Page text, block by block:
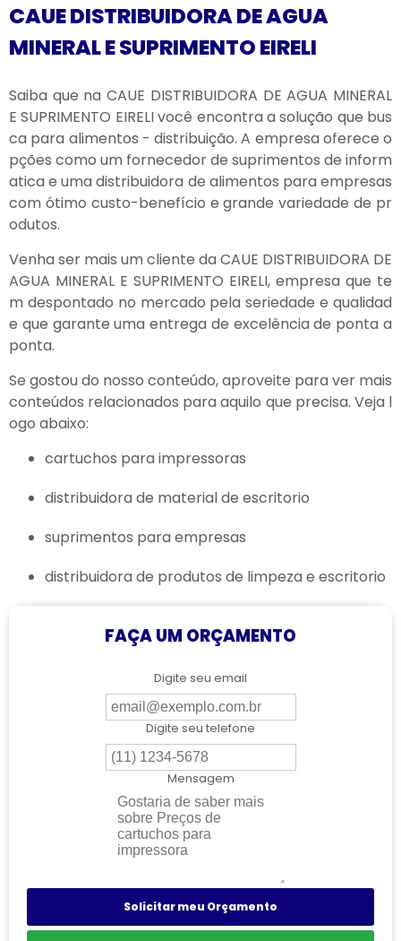
CAUE DISTRIBUIDORA DE AGUA
MINERAL E SUPRIMENTO EIRELI
Saiba que na CAUE DISTRIBUIDORA DE AGUA MINERAL
E SUPRIMENTO EIRELI você encontra a solução que bus
ca para alimentos - distribuição. A empresa oferece o
pções como um fornecedor de suprimentos de inform
atica e uma distribuidora de alimentos para empresas
com ótimo custo-benefício e grande variedade de pr
odutos.
Venha ser mais um cliente da CAUE DISTRIBUIDORA DE
AGUA MINERAL E SUPRIMENTO EIRELI, empresa que te
m despontado no mercado pela seriedade e qualidad
e que garante uma entrega de excelência de ponta a
ponta.
Se gostou do nosso conteúdo, aproveite para ver mais
conteúdos relacionados para aquilo que precisa. Veja l
ogo abaixo:
cartuchos para impressoras
distribuidora de material de escritorio
suprimentos para empresas
distribuidora de produtos de limpeza e escritorio
FAÇA UM ORÇAMENTO
Digite seu email
Digite seu telefone
Mensagem
Solicitar meu Orçamento